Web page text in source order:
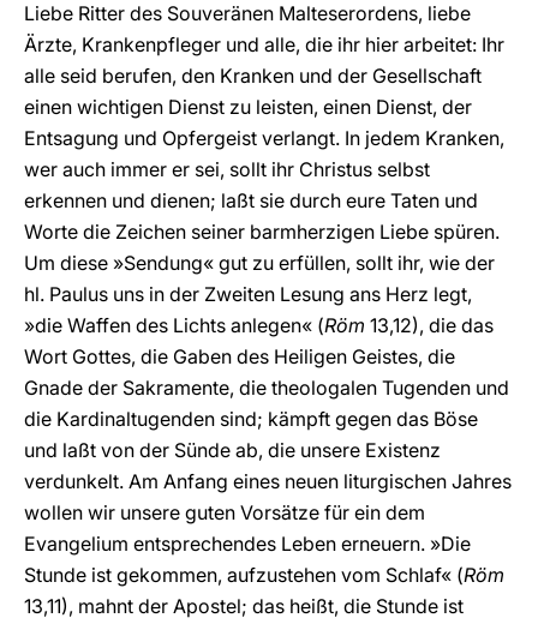
Liebe Ritter des Souveränen Malteserordens, liebe
Ärzte, Krankenpfleger und alle, die ihr hier arbeitet: Ihr
alle seid berufen, den Kranken und der Gesellschaft
einen wichtigen Dienst zu leisten, einen Dienst, der
Entsagung und Opfergeist verlangt. In jedem Kranken,
wer auch immer er sei, sollt ihr Christus selbst
erkennen und dienen; laßt sie durch eure Taten und
Worte die Zeichen seiner barmherzigen Liebe spüren.
Um diese »Sendung« gut zu erfüllen, sollt ihr, wie der
hl. Paulus uns in der Zweiten Lesung ans Herz legt,
»die Waffen des Lichts anlegen« (Röm 13,12), die das
Wort Gottes, die Gaben des Heiligen Geistes, die
Gnade der Sakramente, die theologalen Tugenden und
die Kardinaltugenden sind; kämpft gegen das Böse
und laßt von der Sünde ab, die unsere Existenz
verdunkelt. Am Anfang eines neuen liturgischen Jahres
wollen wir unsere guten Vorsätze für ein dem
Evangelium entsprechendes Leben erneuern. »Die
Stunde ist gekommen, aufzustehen vom Schlaf« (Röm
13,11), mahnt der Apostel; das heißt, die Stunde ist